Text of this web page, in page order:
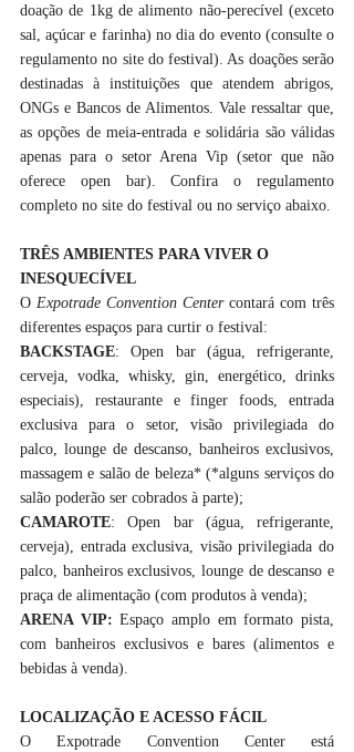
doação de 1kg de alimento não-perecível (exceto
sal, açúcar e farinha) no dia do evento (consulte o
regulamento no site do festival). As doações serão
destinadas à instituições que atendem abrigos,
ONGs e Bancos de Alimentos. Vale ressaltar que,
as opções de meia-entrada e solidária são válidas
apenas para o setor Arena Vip (setor que não
oferece open bar). Confira o regulamento
completo no site do festival ou no serviço abaixo.
TRÊS AMBIENTES PARA VIVER O
INESQUECÍVEL
O Expotrade Convention Center contará com três
diferentes espaços para curtir o festival:
BACKSTAGE: Open bar (água, refrigerante,
cerveja, vodka, whisky, gin, energético, drinks
especiais), restaurante e finger foods, entrada
exclusiva para o setor, visão privilegiada do
palco, lounge de descanso, banheiros exclusivos,
massagem e salão de beleza* (*alguns serviços do
salão poderão ser cobrados à parte);
CAMAROTE: Open bar (água, refrigerante,
cerveja), entrada exclusiva, visão privilegiada do
palco, banheiros exclusivos, lounge de descanso e
praça de alimentação (com produtos à venda);
ARENA VIP: Espaço amplo em formato pista,
com banheiros exclusivos e bares (alimentos e
bebidas à venda).
LOCALIZAÇÃO E ACESSO FÁCIL
O Expotrade Convention Center está